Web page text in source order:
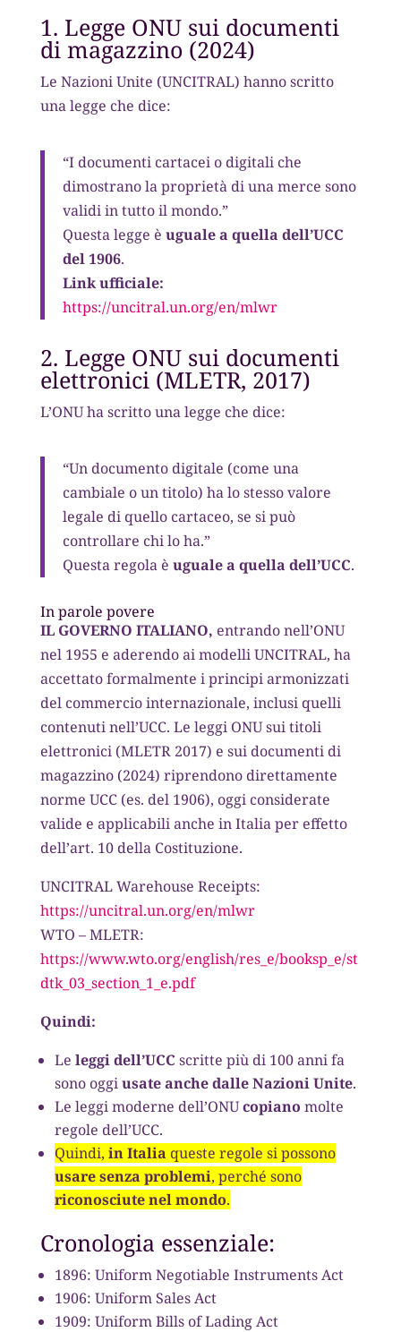
1. Legge ONU sui documenti
di magazzino (2024)
Le Nazioni Unite (UNCITRAL) hanno scritto
una legge che dice:
“I documenti cartacei o digitali che
dimostrano la proprietà di una merce sono
validi in tutto il mondo.”
Questa legge è uguale a quella dell’UCC
del 1906.
Link ufficiale:
https://uncitral.un.org/en/mlwr
2. Legge ONU sui documenti
elettronici (MLETR, 2017)
L’ONU ha scritto una legge che dice:
“Un documento digitale (come una
cambiale o un titolo) ha lo stesso valore
legale di quello cartaceo, se si può
controllare chi lo ha.”
Questa regola è uguale a quella dell’UCC.
In parole povere
IL GOVERNO ITALIANO, entrando nell’ONU
nel 1955 e aderendo ai modelli UNCITRAL, ha
accettato formalmente i principi armonizzati
del commercio internazionale, inclusi quelli
contenuti nell’UCC. Le leggi ONU sui titoli
elettronici (MLETR 2017) e sui documenti di
magazzino (2024) riprendono direttamente
norme UCC (es. del 1906), oggi considerate
valide e applicabili anche in Italia per effetto
dell’art. 10 della Costituzione.
UNCITRAL Warehouse Receipts:
https://uncitral.un.org/en/mlwr
WTO – MLETR:
https://www.wto.org/english/res_e/booksp_e/st
dtk_03_section_1_e.pdf
Quindi:
Le leggi dell’UCC scritte più di 100 anni fa
sono oggiusate anche dalle Nazioni Unite.
Le leggi moderne dell’ONUcopiano molte
regole dell’UCC.
Quindi, in Italia queste regole si possono
usare senza problemi, perché sono
riconosciute nel mondo.
Cronologia essenziale:
1896: Uniform Negotiable Instruments Act
1906: Uniform Sales Act
1909: Uniform Bills of Lading Act